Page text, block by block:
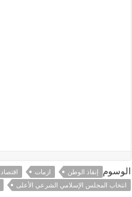
الوسوم إنقاذ الوطن ازمات اقتصاد
انتخاب المجلس الإسلامي الشرعي الأعلى